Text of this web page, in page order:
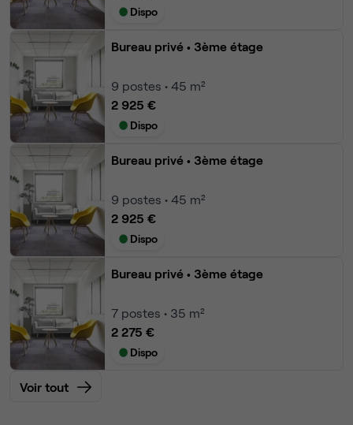
Dispo
Bureau privé • 3ème étage
9 postes • 45 m²
2 925 €
Dispo
Bureau privé • 3ème étage
9 postes • 45 m²
2 925 €
Dispo
Bureau privé • 3ème étage
7 postes • 35 m²
2 275 €
Dispo
Voir tout